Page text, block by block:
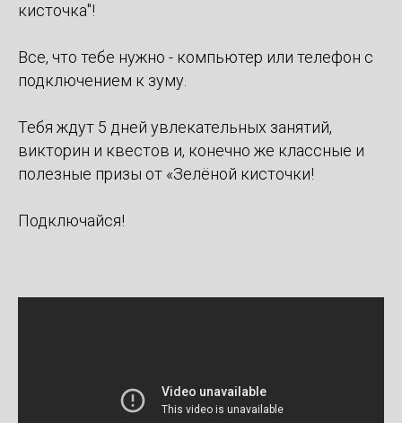
кисточка"!
Все, что тебе нужно - компьютер или телефон с
подключением к зуму.
Тебя ждут 5 дней увлекательных занятий,
викторин и квестов и, конечно же классные и
полезные призы от «Зелёной кисточки!
Подключайся!